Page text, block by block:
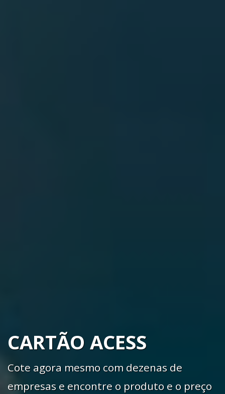
CARTÃO ACESS
Cote agora mesmo com dezenas de
empresas e encontre o produto e o preço